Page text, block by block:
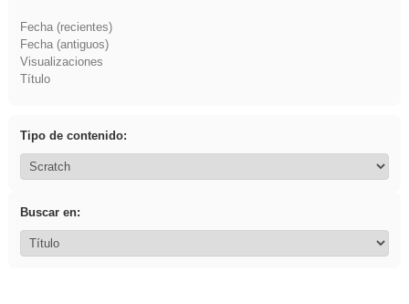
Fecha (recientes)
Fecha (antiguos)
Visualizaciones
Título
Tipo de contenido:
Buscar en: